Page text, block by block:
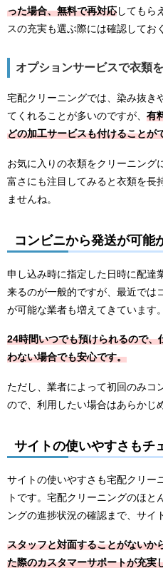
った場合、無料で再対応してもら
スの充実も選ぶ際には確認してお
オプションサービスで衣類
宅配クリーニングでは、染み抜き
てくれることが多いのですが、 有
どの加工サービスも付けることが
お気に入りの衣類をクリーニング
富さにも注目してみると衣類を長
ませんね。
コンビニから発送が可能
申し込み時に指定した日時に配達
来るのが一般的ですが、最近では
が可能な業者も増えてきています。
24時間いつでも預けられるので
わない場合でも安心です。
ただし、業者によって初回のみコ
ので、利用したい場合はあらかじ
サイトの使いやすさもチ
サイトの使いやすさも宅配クリー
トです。宅配クリーニングのほと
ングの進捗状況の確認まで、サイ
スタッフと対面することがないか
た際のカスタマーサポートが充実